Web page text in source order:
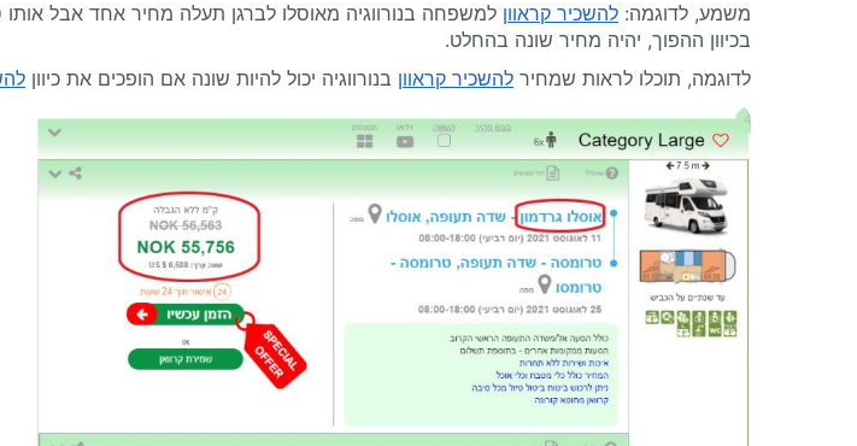
משמע, לדוגמה: להשכיר קראוון למשפחה בנורווגיה מאוסלו לברגן תעלה מחיר אחד אבל
בכיוון ההפוך, יהיה מחיר שונה בהחלט.
לדוגמה, תוכלו לראות שמחיר להשכיר קראוון בנורווגיה יכול להיות שונה אם הופכים את כיוון